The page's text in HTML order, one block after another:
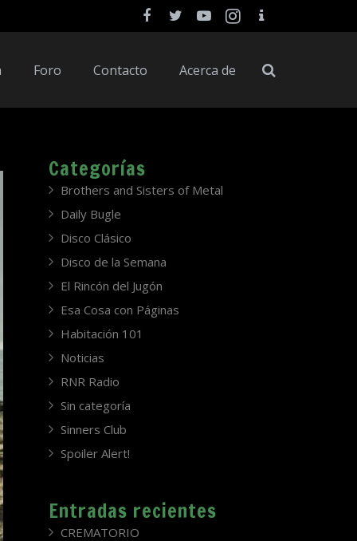
Foro Contacto Acerca de
Categorías
Brothers and Sisters of Metal
Daily Bugle
Disco Clásico
Disco de la Semana
El Rincón del Jugón
Esa Cosa con Páginas
Habitación 101
Noticias
RNR Radio
Sin categoría
Sinners Club
Spoiler Alert!
Entradas recientes
CREMATORIO